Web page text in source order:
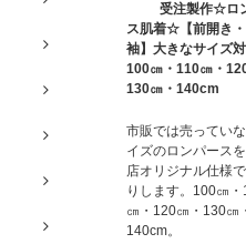
受注製作☆ロ
ス肌着☆【前開き
袖】大きなサイズ
100㎝・110㎝・
130㎝・140cm
市販では売ってい
イズのロンパース
店オリジナル仕様
りします。100㎝
㎝・120㎝・130㎝
140cm。